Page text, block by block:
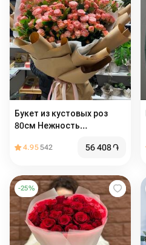
Букет из кустовых роз
80см Нежность
4.95542 56 408֏
-25%